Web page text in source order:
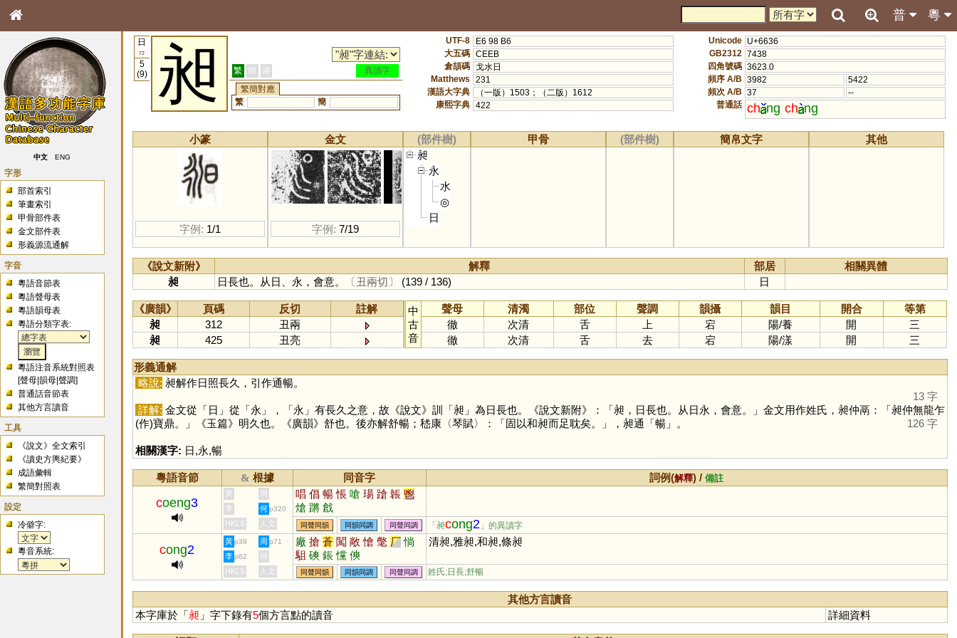
粵
普
中文 ENG
字形
部首索引
筆畫索引
甲骨部件表
金文部件表
形義源流通解
字音
粵語音節表
粵語聲母表
粵語韻母表
粵語分類字表:
粵語注音系統對照表
[聲母 |韻母 |聲調]
普通話音節表
其他方言讀音
工具
《說文》全文索引
《讀史方輿紀要》
成語彙輯
繁簡對照表
設定
冷僻字:
粵音系統:
日
72
5
(9)
昶 繁 簡 港
異讀字
繁簡對應
繁
簡
UTF-8
E6 98 B6
大五碼 CEEB
倉頡碼 戈水日
Matthews
231
漢語大字典
（一版）1503；（二版）1612
康熙字典 422
Unicode U+6636
GB2312 7438
四角號碼 3623.0
頻序 A/B 3982
5422
頻次 A/B 37
--
普通話 ch ng ch ng
小篆
字例: 1/1
金文
字例: 7/19
(部件樹)
昶
永
水
◎
日
甲骨 (部件樹) 簡帛文字 其他
《說文新附》 解釋 部居
相關異體
昶
日長也。从日、永，會意。 〔丑兩切〕 (139 / 136) 日
《廣韻》 頁碼 反切
註解
昶
312
丑兩
昶
425 丑亮
中
古
音
聲母 清濁 部位 聲調 韻攝 韻目 開合
等第
徹
次清 舌 上 宕 陽/養 開
三
徹
次清 舌 去 宕 陽/漾 開 三
形義通解
略說: 昶解作日照長久，引作通暢。
13 字
詳解: 金文從「日 」從「永 」，「永 」有長久之意，故《說文》訓「昶 」為日長也。《說文新附》：「昶，日長也。从日永，會意。」金文用作姓氏，昶仲鬲：「昶仲無龍乍
(作)寶鼎。」《玉篇》明久也。《廣韻》舒也。後亦解舒暢；嵇康〈琴賦〉：「固以和昶而足耽矣。」，昶通「暢」。 126 字
相關漢字: 日,永,暢
粵語音節 & 根據 同音字 詞例(解釋) /備註
coeng3
黃 周 唱 倡 暢 悵 嗆 瑒 蹌 韔 鬯
熗 蹡 戧
李 何 p320
HKLS 人文 同聲同韻 同韻同調 同聲同調 「昶cong2 」的異讀字
cong2
黃 p39 周 p71 廠 搶 蒼 闖 敞 愴 氅 厂 惝
駔 磢 鋹 戃 傸
清昶,雅昶,和昶,條昶
李 p62
何
HKLS
人文 同聲同韻 同韻同調 同聲同調 姓氏;日長;舒暢
其他方言讀音
本字庫於「昶 」字下錄有5個方言點的讀音 詳細資料